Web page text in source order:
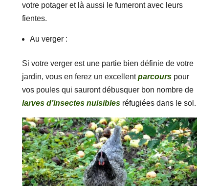
votre potager et là aussi le fumeront avec leurs
fientes.
Au verger :
Si votre verger est une partie bien définie de votre
jardin, vous en ferez un excellentparcourspour
vos poules qui sauront débusquer bon nombre de
larves d’insectes nuisiblesréfugiées dans le sol.